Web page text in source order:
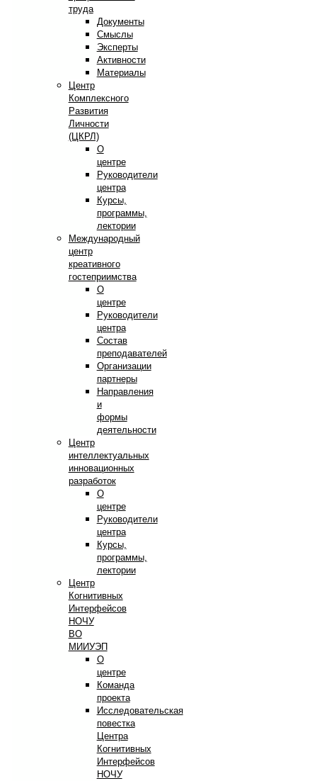
труда
Документы
Смыслы
Эксперты
Активности
Материалы
Центр
Комплексного
Развития
Личности
(ЦКРЛ)
О
центре
Руководители
центра
Курсы,
программы,
лектории
Международный
центр
креативного
гостеприимства
О
центре
Руководители
центра
Состав
преподавателей
Организации
партнеры
Направления
и
формы
деятельности
Центр
интеллектуальных
инновационных
разработок
О
центре
Руководители
центра
Курсы,
программы,
лектории
Центр
Когнитивных
Интерфейсов
НОЧУ
ВО
МИИУЭП
О
центре
Команда
проекта
Исследовательская
повестка
Центра
Когнитивных
Интерфейсов
НОЧУ